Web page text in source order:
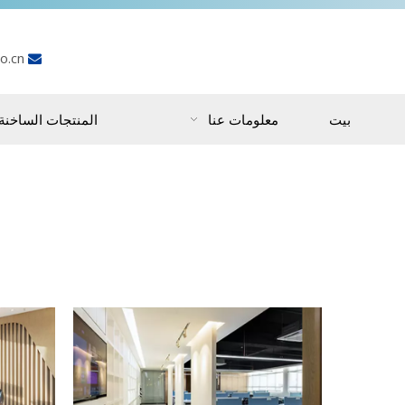

بيت معلومات عنا المنتجات الساخنة